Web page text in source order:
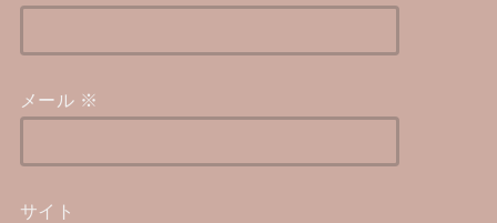
メール ※
サイト